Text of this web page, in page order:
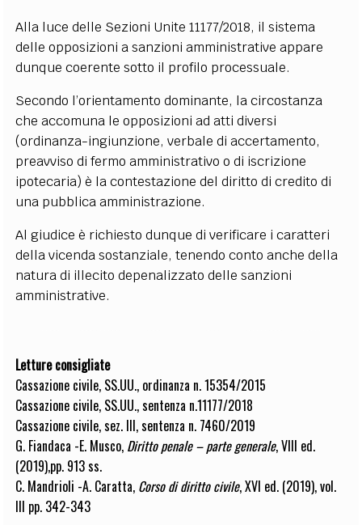
Alla luce delle Sezioni Unite 11177/2018, il sistema
delle opposizioni a sanzioni amministrative appare
dunque coerente sotto il profilo processuale.
Secondo l’orientamento dominante, la circostanza
che accomuna le opposizioni ad atti diversi
(ordinanza-ingiunzione, verbale di accertamento,
preavviso di fermo amministrativo o di iscrizione
ipotecaria) è la contestazione del diritto di credito di
una pubblica amministrazione.
Al giudice è richiesto dunque di verificare i caratteri
della vicenda sostanziale, tenendo conto anche della
natura di illecito depenalizzato delle sanzioni
amministrative.
Letture consigliate
Cassazione civile, SS.UU., ordinanza n. 15354/2015
Cassazione civile, SS.UU., sentenza n.11177/2018
Cassazione civile, sez. III, sentenza n. 7460/2019
G. Fiandaca -E. Musco, Diritto penale – parte generale, VIII ed.
(2019),pp. 913 ss.
C. Mandrioli -A. Caratta, Corso di diritto civile, XVI ed. (2019), vol.
III pp. 342-343